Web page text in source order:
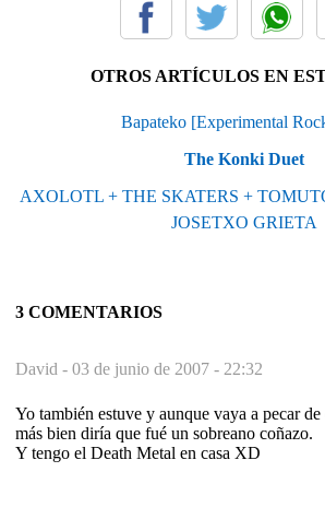
OTROS ARTÍCULOS EN
Bapateko [Experimental
The Konki Duet
AXOLOTL + THE SKATERS +
JOSETXO GRIETA
3 COMENTARIOS
David - 03 de junio de 2007 - 22:32
Yo también estuve y aunque vaya a pecar
más bien diría que fué un sobreano coñazo.
Y tengo el Death Metal en casa XD